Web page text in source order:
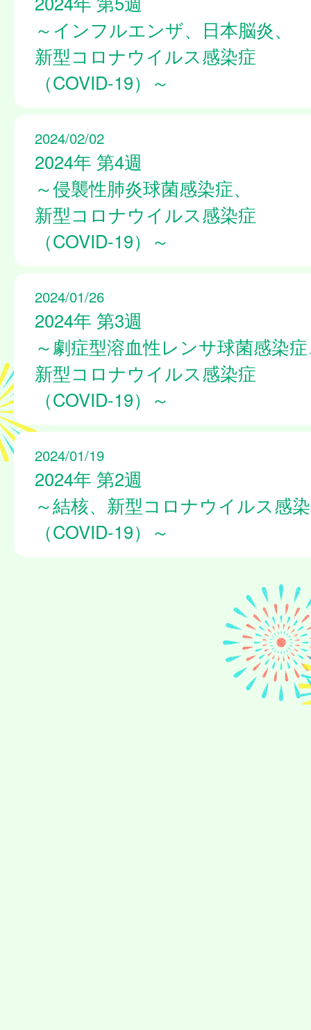
～インフルエンザ、日本脳炎、
新型コロナウイルス感染症
（COVID-19）～
2024/02/02
2024年 第4週
～侵襲性肺炎球菌感染症、
新型コロナウイルス感染症
（COVID-19）～
2024/01/26
2024年 第3週
～劇症型溶血性レンサ球菌感染
新型コロナウイルス感染症
（COVID-19）～
2024/01/19
2024年 第2週
～結核、新型コロナウイルス感
（COVID-19）～